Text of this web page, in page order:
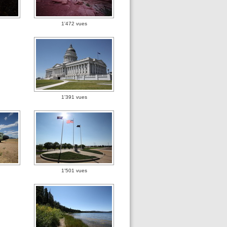
1'472 vues
1'391 vues
1'501 vues